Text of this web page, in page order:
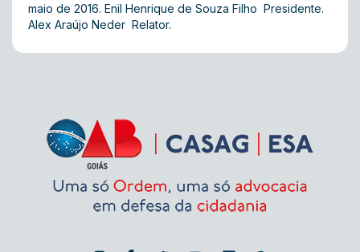
maio de 2016. Enil Henrique de Souza Filho  Presidente.
Alex Araújo Neder  Relator.